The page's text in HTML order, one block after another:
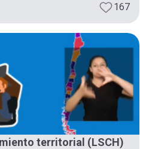
167
territorial (LSCH)